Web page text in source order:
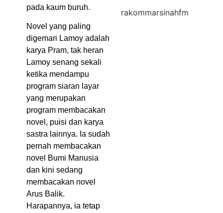
pada kaum buruh.
Novel yang paling
digemari Lamoy adalah
karya Pram, tak heran
Lamoy senang sekali
ketika mendampu
program siaran layar
yang merupakan
program membacakan
novel, puisi dan karya
sastra lainnya. Ia sudah
pernah membacakan
novel Bumi Manusia
dan kini sedang
membacakan novel
Arus Balik.
Harapannya, ia tetap
rakommarsinahfm